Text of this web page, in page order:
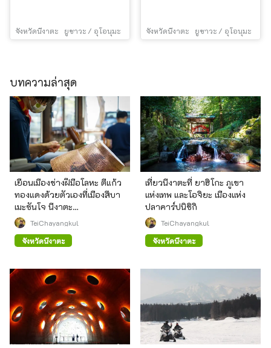
จังหวัดนีงาตะ ยูซาวะ / อุโอนุมะ จังหวัดนีงาตะ ยูซาวะ / อุโอนุมะ
บทความล่าสุด
เยือนเมืองช่างฝีมือโลหะ ตีแก้ว
ทองแดงด้วยตัวเองที่เมืองสึบา
เมะซันโจ นีงาตะ
(Tsubamesanjo, Niigata)
TeiChayangkul
จังหวัดนีงาตะ
เที่ยวนีงาตะที่ ยาฮิโกะ ภูเขา
แห่งเทพ และโอจิยะ เมืองแห่ง
ปลาคาร์ปนิชิกิ
TeiChayangkul
จังหวัดนีงาตะ